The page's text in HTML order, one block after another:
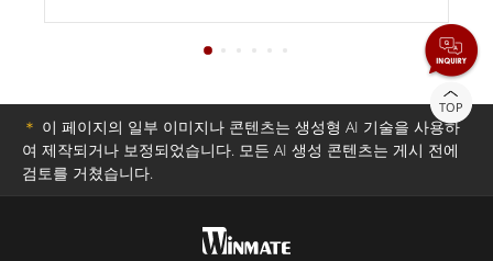
TOP
＊ 이 페이지의 일부 이미지나 콘텐츠는 생성형 AI 기술을 사용하
여 제작되거나 보정되었습니다. 모든 AI 생성 콘텐츠는 게시 전에
검토를 거쳤습니다.